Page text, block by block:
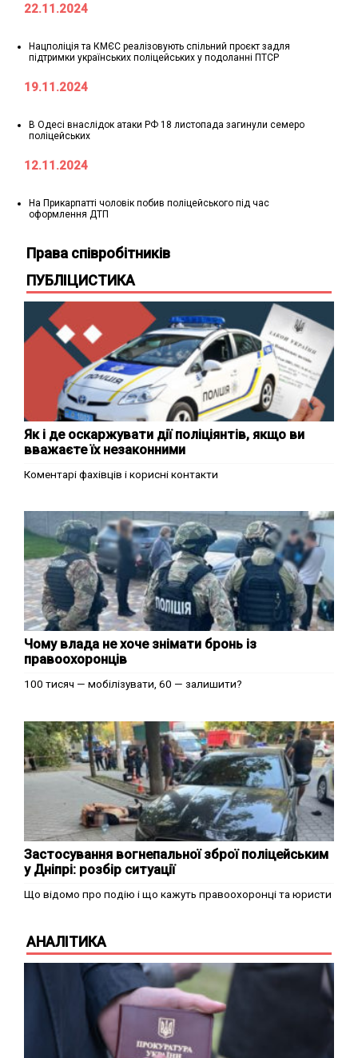
22.11.2024
Нацполіція та КМЄС реалізовують спільний проєкт задля
підтримки українських поліцейських у подоланні ПТСР
19.11.2024
В Одесі внаслідок атаки РФ 18 листопада загинули семеро
поліцейських
12.11.2024
На Прикарпатті чоловік побив поліцейського під час
оформлення ДТП
Права співробітників
ПУБЛІЦИСТИКА
Як і де оскаржувати дії поліціянтів, якщо ви
вважаєте їх незаконними
Коментарі фахівців і корисні контакти
Чому влада не хоче знімати бронь із
правоохоронців
100 тисяч — мобілізувати, 60 — залишити?
Застосування вогнепальної зброї поліцейським
у Дніпрі: розбір ситуації
Що відомо про подію і що кажуть правоохоронці та юристи
АНАЛІТИКА